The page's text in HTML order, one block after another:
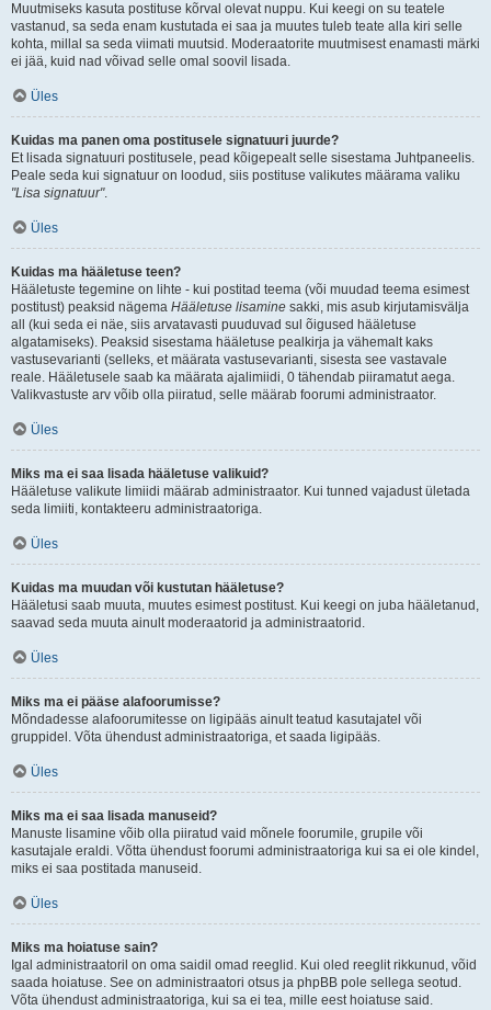
Muutmiseks kasuta postituse kõrval olevat nuppu. Kui keegi on su teatele
vastanud, sa seda enam kustutada ei saa ja muutes tuleb teate alla kiri selle
kohta, millal sa seda viimati muutsid. Moderaatorite muutmisest enamasti märki
ei jää, kuid nad võivad selle omal soovil lisada.
Üles
Kuidas ma panen oma postitusele signatuuri juurde?
Et lisada signatuuri postitusele, pead kõigepealt selle sisestama Juhtpaneelis.
Peale seda kui signatuur on loodud, siis postituse valikutes määrama valiku
"Lisa signatuur".
Üles
Kuidas ma hääletuse teen?
Hääletuste tegemine on lihte - kui postitad teema (või muudad teema esimest
postitust) peaksid nägema Hääletuse lisamine sakki, mis asub kirjutamisvälja
all (kui seda ei näe, siis arvatavasti puuduvad sul õigused hääletuse
algatamiseks). Peaksid sisestama hääletuse pealkirja ja vähemalt kaks
vastusevarianti (selleks, et määrata vastusevarianti, sisesta see vastavale
reale. Hääletusele saab ka määrata ajalimiidi, 0 tähendab piiramatut aega.
Valikvastuste arv võib olla piiratud, selle määrab foorumi administraator.
Üles
Miks ma ei saa lisada hääletuse valikuid?
Hääletuse valikute limiidi määrab administraator. Kui tunned vajadust ületada
seda limiiti, kontakteeru administraatoriga.
Üles
Kuidas ma muudan või kustutan hääletuse?
Hääletusi saab muuta, muutes esimest postitust. Kui keegi on juba hääletanud,
saavad seda muuta ainult moderaatorid ja administraatorid.
Üles
Miks ma ei pääse alafoorumisse?
Mõndadesse alafoorumitesse on ligipääs ainult teatud kasutajatel või
gruppidel. Võta ühendust administraatoriga, et saada ligipääs.
Üles
Miks ma ei saa lisada manuseid?
Manuste lisamine võib olla piiratud vaid mõnele foorumile, grupile või
kasutajale eraldi. Võtta ühendust foorumi administraatoriga kui sa ei ole kindel,
miks ei saa postitada manuseid.
Üles
Miks ma hoiatuse sain?
Igal administraatoril on oma saidil omad reeglid. Kui oled reeglit rikkunud, võid
saada hoiatuse. See on administraatori otsus ja phpBB pole sellega seotud.
Võta ühendust administraatoriga, kui sa ei tea, mille eest hoiatuse said.